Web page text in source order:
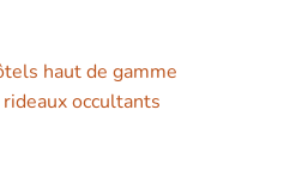
haut de gamme
occultants